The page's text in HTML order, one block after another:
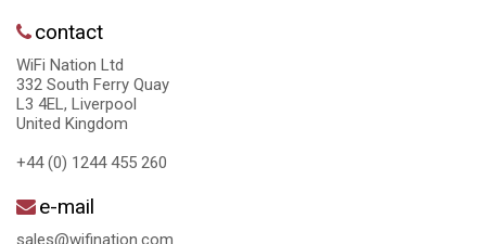
contact
WiFi Nation Ltd
332 South Ferry Quay
L3 4EL, Liverpool
United Kingdom
+44 (0) 1244 455 260
e-mail